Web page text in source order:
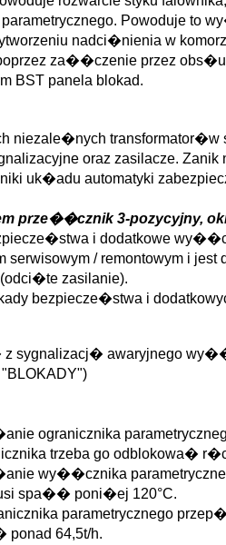
Powoduje to
nadci�nienia w
za��czenie przez
BST panela blokad.
oraz zasilacze.
uk�adu automatyki
prze��cznik 3-pozycyjny,
i dodatkowe
/ remontowym i
zasilanie).
bezpiecze�stwa i
sygnalizacj� awaryjnego
ogranicznika
trzeba go odblokowa�
wy��cznika
spa�� poni�ej 120°C.
parametrycznego
ponad 64,5t/h.